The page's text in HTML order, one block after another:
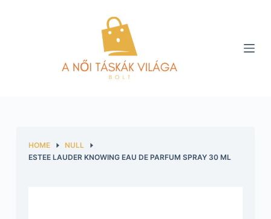
HOME
NULL
ESTEE LAUDER KNOWING EAU DE PARFUM SPRAY 30 ML